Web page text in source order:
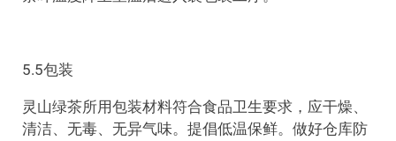
5.5包装
灵山绿茶所用包装材料符合食品卫生要求，应干燥、
清洁、无毒、无异气味。提倡低温保鲜。做好仓库防